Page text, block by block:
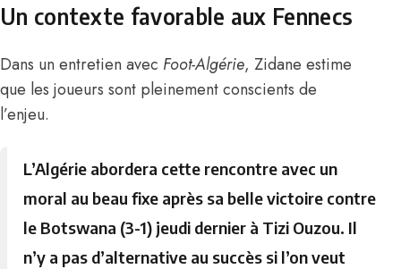
Un contexte favorable aux Fennecs
Dans un entretien avec Foot-Algérie, Zidane estime
que les joueurs sont pleinement conscients de
l’enjeu.
L’Algérie abordera cette rencontre avec un
moral au beau fixe après sa belle victoire contre
le Botswana (3-1) jeudi dernier à Tizi Ouzou. Il
n’y a pas d’alternative au succès si l’on veut